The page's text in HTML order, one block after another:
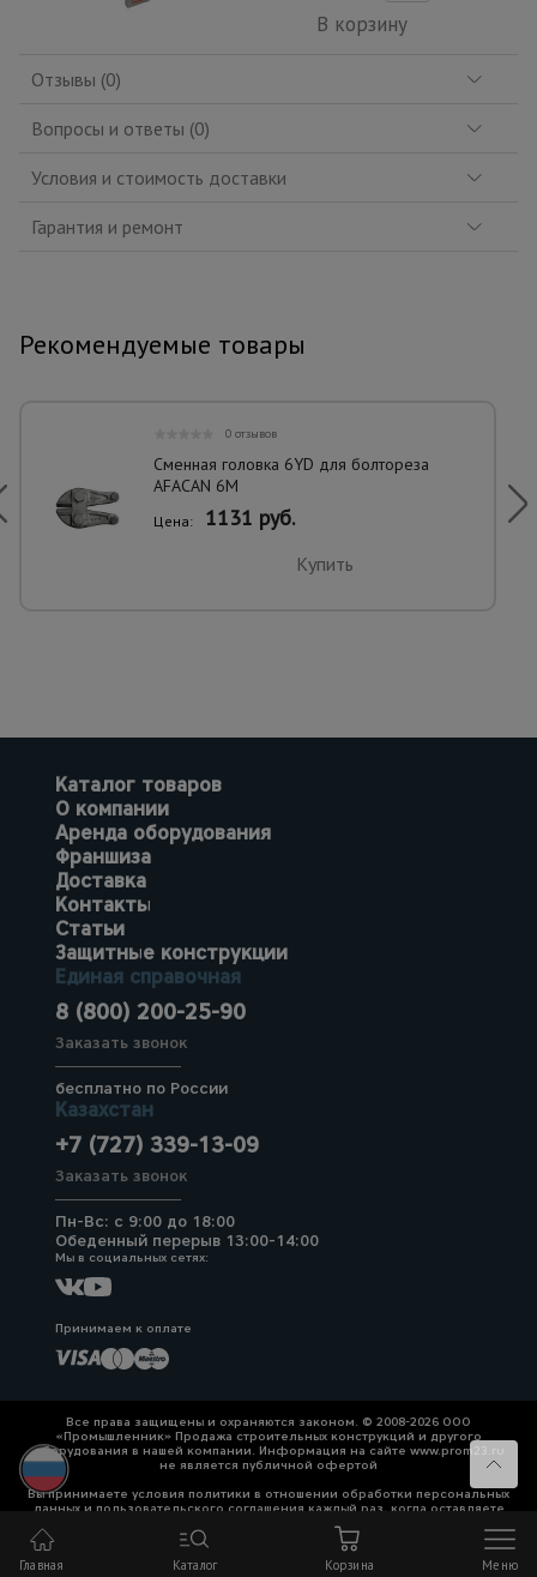
В корзину
Отзывы (0)
Вопросы и ответы (0)
Условия и стоимость доставки
Гарантия и ремонт
Рекомендуемые товары
0 отзывов
Сменная головка 6YD для болтореза
AFACAN 6M
Цена: 1131 руб.
Купить
Каталог товаров
О компании
Аренда оборудования
Франшиза
Доставка
Контакты
Статьи
Защитные конструкции
Единая справочная
8 (800) 200-25-90
Заказать звонок
бесплатно по России
Казахстан
+7 (727) 339-13-09
Заказать звонок
Пн-Вс: с 9:00 до 18:00
Обеденный перерыв 13:00-14:00
Мы в социальных сетях:
Принимаем к оплате
Все права защищены и охраняются законом. © 2008-2026 ООО
«Промышленник» Продажа строительных конструкций и другого
оборудования в нашей компании. Информация на сайте www.prom23.ru
не является публичной офертой
Вы принимаете условия политики в отношении обработки персональных
данных и пользовательского соглашения каждый раз, когда оставляете
свои данные в любой форме обратной связи на сайте prom23.ru и его
Политика конфиденциальности
Главная Каталог Корзина Меню